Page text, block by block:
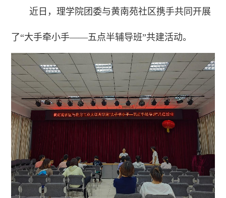
近日，理学院团委与黄南苑社区携手共同开展
了“大手牵小手——五点半辅导班”共建活动。